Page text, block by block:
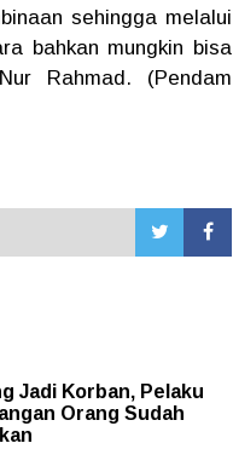
sehingga melalui
bahkan mungkin bisa
Rahmad. (Pendam
Jadi Korban, Pelaku
Orang Sudah